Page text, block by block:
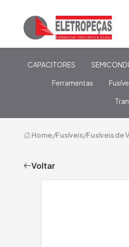
CAPACITORES
Ferramentas
Home/Fusíveis/Fusíveis de
Voltar